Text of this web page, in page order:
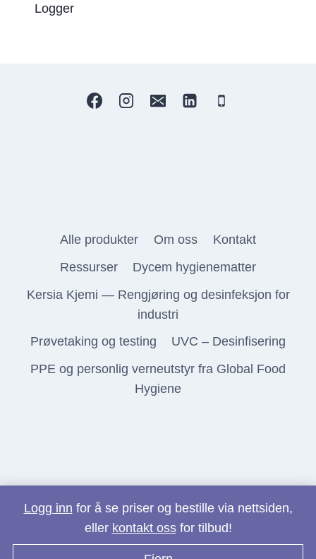
Logg inn for å se priser og bestille via nettsiden,
eller kontakt ossfor tilbud!
Logger
Alle produkter Om oss
Kontakt
Ressurser
Dycem hygienematter
Kersia Kjemi — Rengjøring og desinfeksjon for
industri
Prøvetaking og testing
UVC – Desinfisering
PPE og personlig verneutstyr fra Global Food
Hygiene
© 2026 Lavendel Hygiene AS